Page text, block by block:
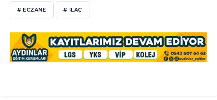
# ECZANE # ILAÇ